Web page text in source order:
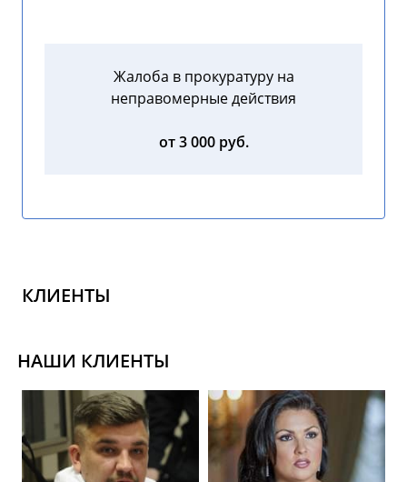
Жалоба в прокуратуру на
неправомерные действия
от 3 000 руб.
КЛИЕНТЫ
НАШИ КЛИЕНТЫ